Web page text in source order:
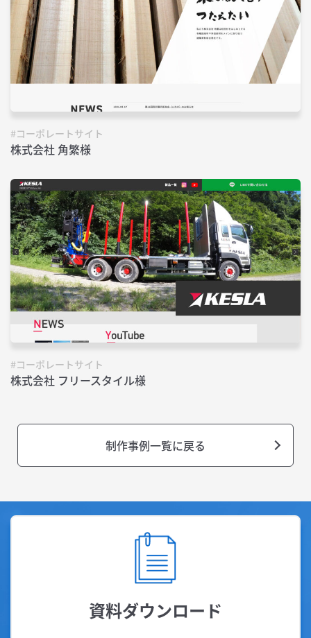
#コーポレートサイト
株式会社 角繁様
#コーポレートサイト
株式会社 フリースタイル様
制作事例一覧に戻る
資料ダウンロード